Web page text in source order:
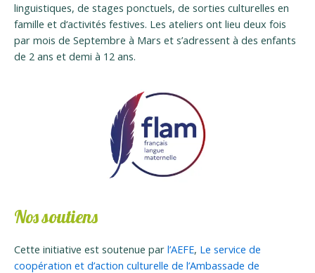
linguistiques, de stages ponctuels, de sorties culturelles en
famille et d‘activités festives. Les ateliers ont lieu deux fois
par mois de Septembre à Mars et s’adressent à des enfants
de 2 ans et demi à 12 ans.
Nos soutiens
Cette initiative est soutenue par l’AEFE, Le service de
coopération et d’action culturelle de l’Ambassade de